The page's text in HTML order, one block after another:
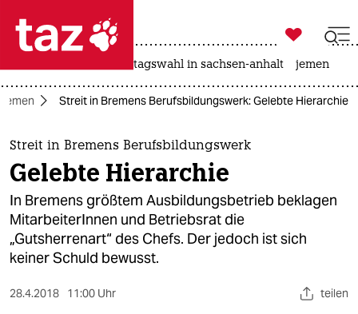
 taz zahl ich
taz zahl ich
themen
politik
öko
gesellschaft
kultur

taz zahl ich
landtagswahl in sachsen-anhalt jemen
Streit in Bremens Berufsbildungswerk: Gelebte Hierarchie
Streit in Bremens Berufsbildungswerk
Gelebte Hierarchie
In Bremens größtem Ausbildungsbetrieb beklagen
MitarbeiterInnen und Betriebsrat die
„Gutsherrenart“ des Chefs. Der jedoch ist sich
keiner Schuld bewusst.
28.4.2018 11:00 Uhr teilen